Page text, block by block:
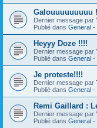
Galouuuuuuuuu
Dernier message par
Publié dans General -
Heyyy Doze !!!!
Dernier message par
Publié dans General -
Je proteste!!!!
Dernier message par
Publié dans General -
Remi Gaillard :
Dernier message par
Publié dans General -